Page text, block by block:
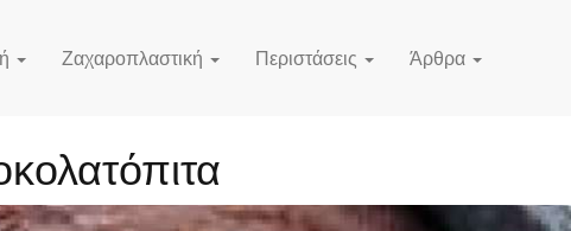
Ζαχαροπλαστική Περιστάσεις Άρθρα